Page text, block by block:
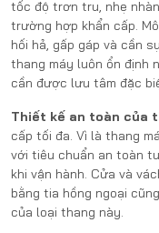
tốc độ trơn tru, nhẹ
trường hợp khẩn cấp.
hối hả, gấp gáp và cần
thang máy luôn ổn định
cần được lưu tâm đặc
Thiết kế an toàn của
cấp tối đa. Vì là thang
với tiêu chuẩn an toàn
khi vận hành. Cửa và
bằng tia hồng ngoại
của loại thang này.